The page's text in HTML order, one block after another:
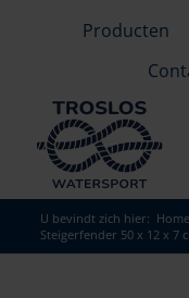
Producten
U bevindt zich hier: Home
Steigerfender 50 x 12 x 7